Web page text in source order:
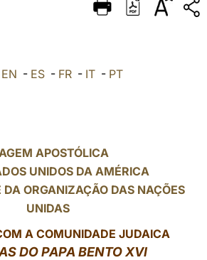
DEUTSCH
العربيّة EN - ES - FR - IT - PT
APOSTÓLICA
UNIDOS DA AMÉRICA
DA ORGANIZAÇÃO DAS NAÇÕES
UNIDAS
A COMUNIDADE JUDAICA
DO PAPA BENTO XVI